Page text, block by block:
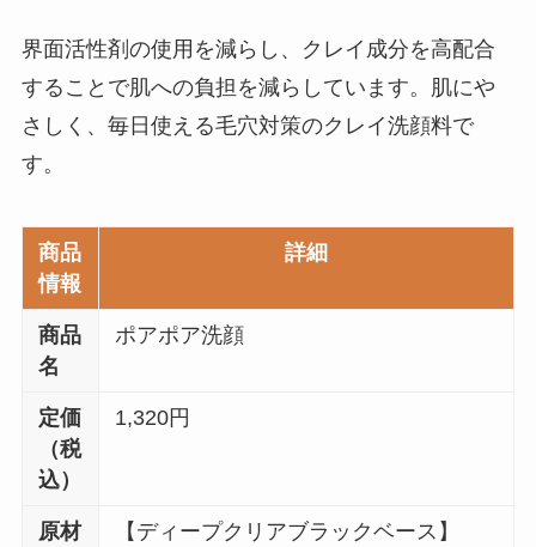
界面活性剤の使用を減らし、クレイ成分を高配合
することで肌への負担を減らしています。肌にや
さしく、毎日使える毛穴対策のクレイ洗顔料で
す。
商品
情報
詳細
商品
名
ポアポア洗顔
定価
（税
込）
1,320円
原材
【ディープクリアブラックベース】